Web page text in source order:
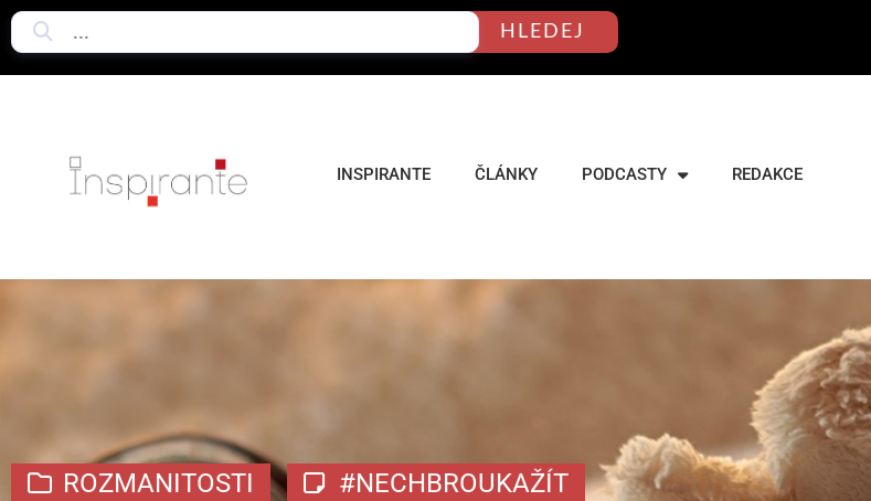
HLEDEJ
INSPIRANTE ČLÁNKY PODCASTY REDAKCE
ROZMANITOSTI #NECHBROUKAŽÍT